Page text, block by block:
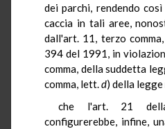
dei parchi, rendendo
caccia in tali aree,
dall'art. 11, terzo
394 del 1991, in
comma, della suddetta
comma, lett.d) della
che l'art. 21
configurerebbe, infine,